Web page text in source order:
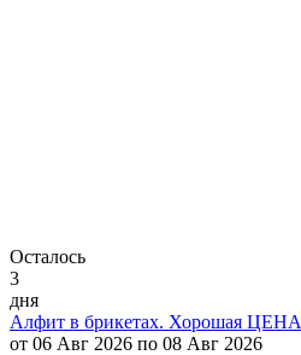
Осталось
3
дня
Алфит в брикетах. Хорошая ЦЕНА
от 06 Авг 2026 по 08 Авг 2026